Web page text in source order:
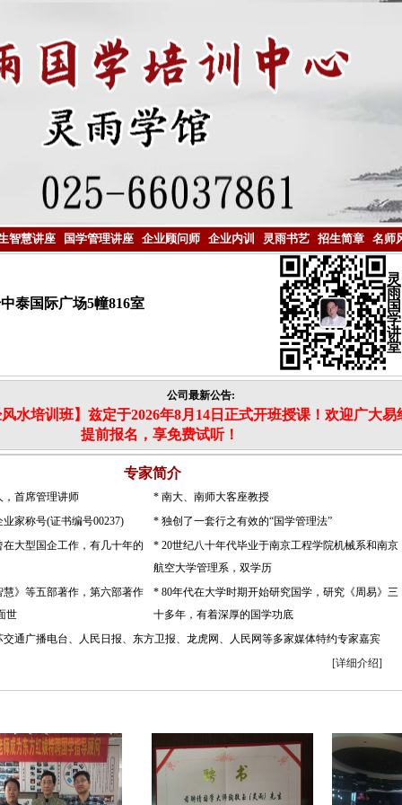
智慧讲座 国学管理讲座 企业顾问师 企业内训 灵雨书艺 招生简章 名师
泰国际广场5幢816室
灵
雨
国
学
讲
堂
公司最新公告:
水培训班】兹定于2026年8月14日正式开班授课！欢迎广大
提前报名，享免费试听！
专家简介
首席管理讲师
* 南大、南师大客座教授
家称号(证书编号00237)
* 独创了一套行之有效的“国学管理法”
大型国企工作，有几十年的
* 20世纪八十年代毕业于南京工程学院机械系和南京
航空大学管理系，双学历
》等五部著作，第六部著作
世
* 80年代在大学时期开始研究国学，研究《周易》三
十多年，有着深厚的国学功底
通广播电台、人民日报、东方卫报、龙虎网、人民网等多家媒体特约专家嘉宾
[详细介绍]